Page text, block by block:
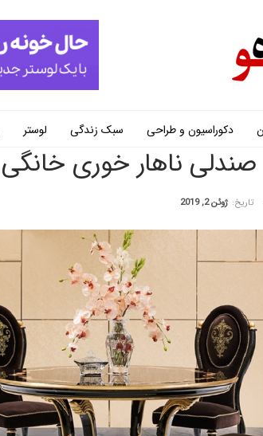
دکوراسیون و طراحی سبک زندگی لوستر
صندلی ناهار خوری خانگی
تاریخ: ژوئن 2, 2019